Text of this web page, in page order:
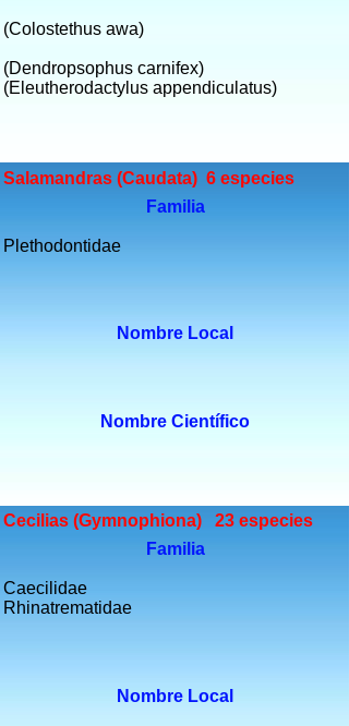
Familia
Plethodontidae
Nombre Local
Nombre Científico
Cecilias (Gymnophiona) 23 especies
Familia
Caecilidae
Rhinatrematidae
Nombre Local
Salamandras (Caudata) 6 especies
(Colostethus awa)
(Dendropsophus carnifex)
(Eleutherodactylus appendiculatus)